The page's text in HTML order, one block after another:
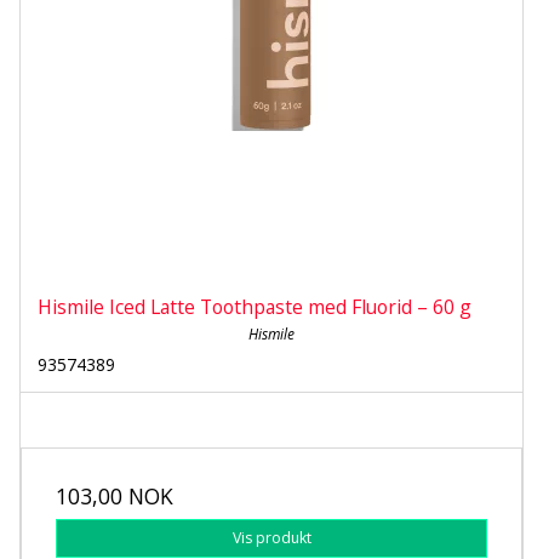
Hismile Iced Latte Toothpaste med Fluorid – 60 g
Hismile
93574389
103,00 NOK
Vis produkt